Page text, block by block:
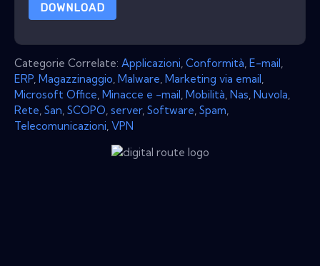
DOWNLOAD
Categorie Correlate: Applicazioni Conformità E-mail
ERP Magazzinaggio Malware Marketing via email
Microsoft Office Minacce e -mail Mobilità Nas Nuvola
Rete San SCOPO server, Software Spam
Telecomunicazioni VPN